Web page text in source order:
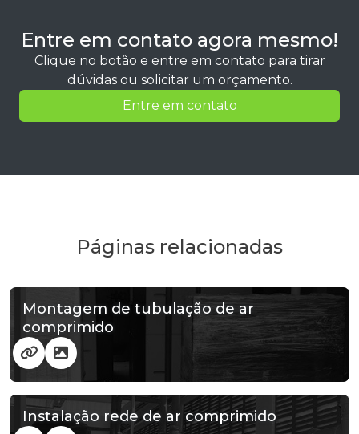
Entre em contato agora mesmo!
Clique no botão e entre em contato para tirar
dúvidas ou solicitar um orçamento.
Entre em contato
Páginas relacionadas
Montagem de tubulação de ar
comprimido
Instalação rede de ar comprimido